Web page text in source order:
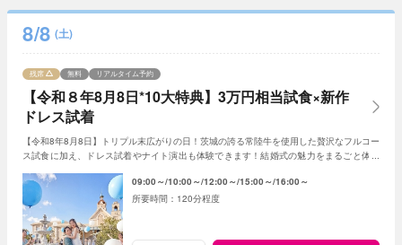
8/8 (土)
【令和８年8月8日*10大特典】3万円相当試食×新作
ドレス試着
残席 無料 リアルタイム予約
【令和8年8月8日】トリプル末広がりの日！茨城の誇る常陸牛を使用した贅沢なフルコー
ス試食に加え、ドレス試着やナイト演出も体験できます！結婚式の魅力をまるごと体験
09:00～ 10:00～ 12:00～ 15:00～ 16:00～
120分程度